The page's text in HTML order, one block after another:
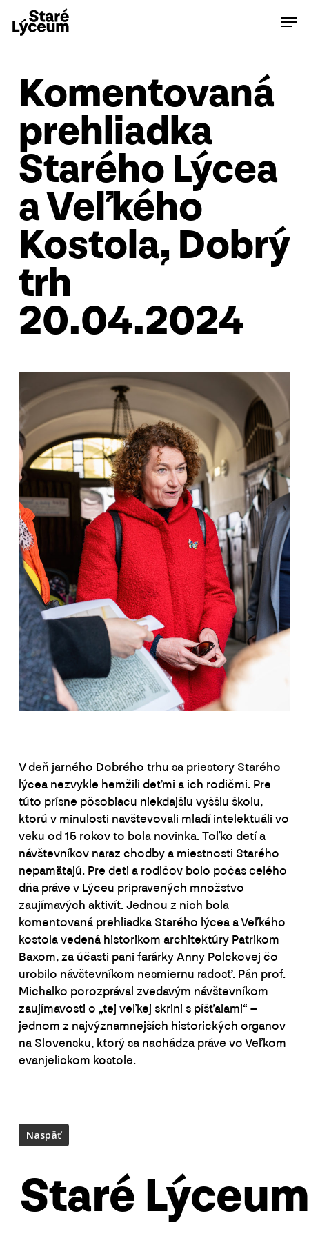
Komentovaná
prehliadka
Starého Lýcea
a Veľkého
Kostola, Dobrý
trh
20.04.2024
V deň jarného Dobrého trhu sa priestory Starého
lýcea nezvykle hemžili deťmi a ich rodičmi. Pre
túto prísne pôsobiacu niekdajšiu vyššiu školu,
ktorú v minulosti navštevovali mladí intelektuáli vo
veku od 15 rokov to bola novinka. Toľko detí a
návštevníkov naraz chodby a miestnosti Starého
nepamätajú. Pre deti a rodičov bolo počas celého
dňa práve v Lýceu pripravených množstvo
zaujímavých aktivít. Jednou z nich bola
komentovaná prehliadka Starého lýcea a Veľkého
kostola vedená historikom architektúry Patrikom
Baxom, za účasti pani farárky Anny Polckovej čo
urobilo návštevníkom nesmiernu radosť. Pán prof.
Michalko porozprával zvedavým návštevníkom
zaujímavosti o „tej veľkej skrini s píšťalami“ –
jednom z najvýznamnejších historických organov
na Slovensku, ktorý sa nachádza práve vo Veľkom
evanjelickom kostole.
Staré Lýceum